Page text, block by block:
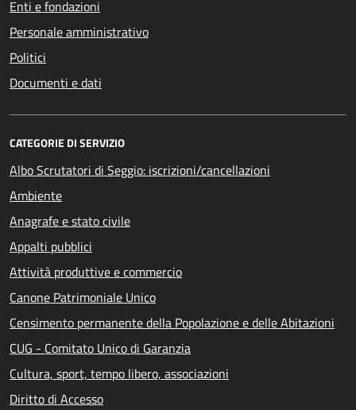
Enti e fondazioni
Personale amministrativo
Politici
Documenti e dati
CATEGORIE DI SERVIZIO
Albo Scrutatori di Seggio: iscrizioni/cancellazioni
Ambiente
Anagrafe e stato civile
Appalti pubblici
Attività produttive e commercio
Canone Patrimoniale Unico
Censimento permanente della Popolazione e delle Abitazioni
CUG - Comitato Unico di Garanzia
Cultura, sport, tempo libero, associazioni
Diritto di Accesso